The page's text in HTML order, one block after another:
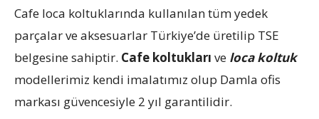
Cafe loca koltuklarında kullanılan tüm yedek
parçalar ve aksesuarlar Türkiye’de üretilip TSE
belgesine sahiptir. Cafe koltukları ve loca koltuk
modellerimiz kendi imalatımız olup Damla ofis
markası güvencesiyle 2 yıl garantilidir.